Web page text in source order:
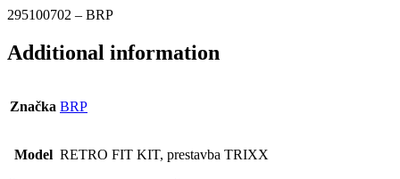
295100702 – BRP
Additional information
Značka BRP
Model RETRO FIT KIT, prestavba TRIXX